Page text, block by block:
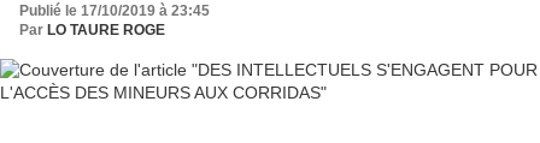
Publié le 17/10/2019 à 23:45
Par LO TAURE ROGE